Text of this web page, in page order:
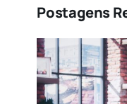
Postagens